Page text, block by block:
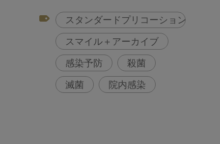
スタンダードプリコーション
スマイル＋アーカイブ
感染予防 殺菌
滅菌 院内感染